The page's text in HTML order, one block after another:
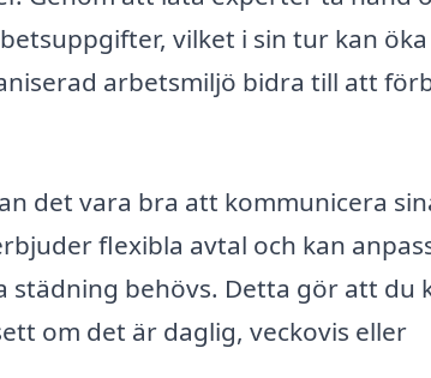
vilket i sin tur kan öka
arbetsmiljö bidra till att
det vara bra att kommunicera
flexibla avtal och kan
behövs. Detta gör att du
om det är daglig, veckovis eller